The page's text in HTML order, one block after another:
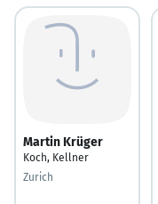
Martin Krüger
Koch, Kellner
Zurich